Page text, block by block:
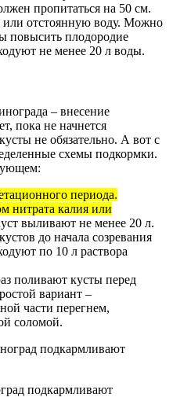
пропитаться на 50 см.
или отстоянную воду. Можно
повысить плодородие
не менее 20 л воды.
– внесение
пока не начнется
не обязательно. А вот с
схемы подкормки.
периода.
нитрата калия или
выливают не менее 20 л.
до начала созревания
по 10 л раствора
поливают кусты перед
вариант –
части перегнем,
соломой.
подкармливают